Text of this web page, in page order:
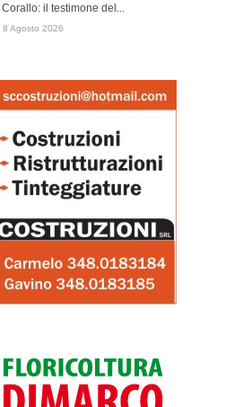
Corallo: il testimone del...
8 Agosto 2026